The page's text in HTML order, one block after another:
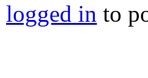
logged in to